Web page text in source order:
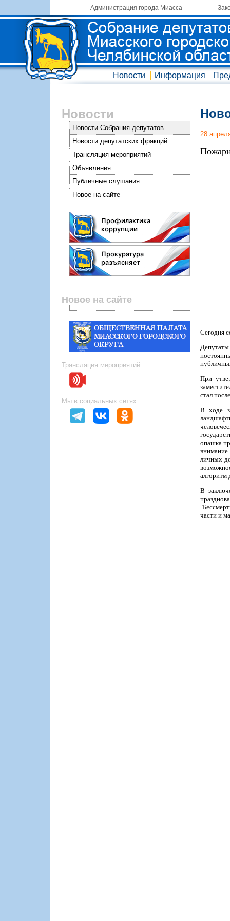
Администрация города Миасса
Новости Информация
Новости
Новости Собрания депутатов
Новости депутатских фракций
Трансляция мероприятий
Объявления
Публичные слушания
Новое на сайте
Новое на сайте
Трансляция мероприятий:
Мы в социальных сетях:
28
Сегодня
При
стал
В ходе
опашка
личных
алгоритм
В
части и